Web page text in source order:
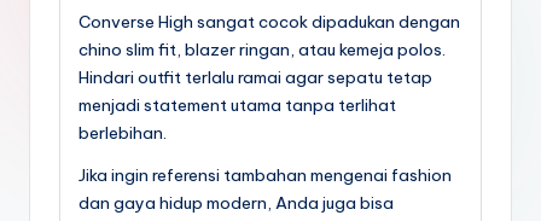
Converse High sangat cocok dipadukan dengan
chino slim fit, blazer ringan, atau kemeja polos.
Hindari outfit terlalu ramai agar sepatu tetap
menjadi statement utama tanpa terlihat
berlebihan.
Jika ingin referensi tambahan mengenai fashion
dan gaya hidup modern, Anda juga bisa